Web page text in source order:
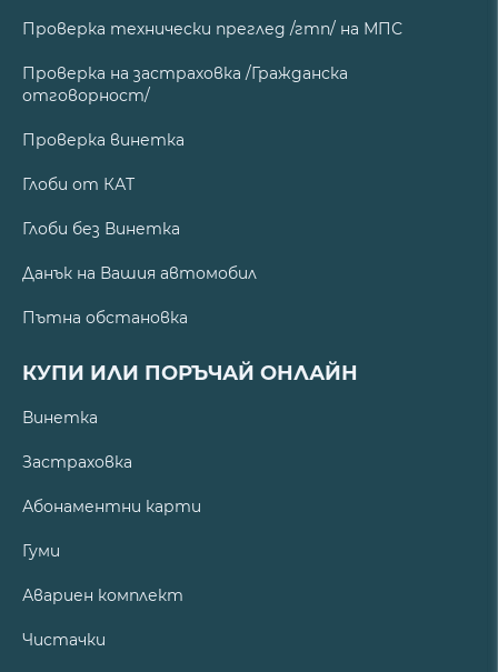
Проверка технически преглед /гтп/ на МПС
Проверка на застраховка /Гражданска
отговорност/
Проверка винетка
Глоби от КАТ
Глоби без Винетка
Данък на Вашия автомобил
Пътна обстановка
КУПИ ИЛИ ПОРЪЧАЙ ОНЛАЙН
Винетка
Застраховка
Абонаментни карти
Гуми
Авариен комплект
Чистачки